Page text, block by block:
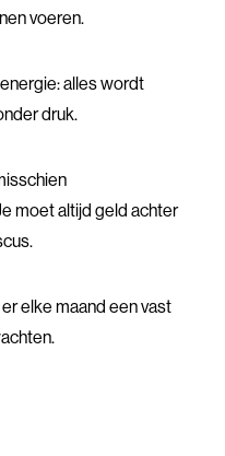
voeren.
alles wordt
druk.
moet altijd geld achter
elke maand een vast